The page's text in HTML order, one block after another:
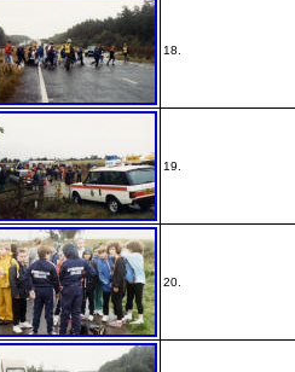
18.
19.
20.